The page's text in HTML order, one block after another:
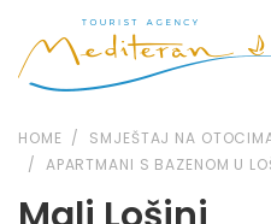
HOME
SMJEŠTAJ NA
APARTMANI S BAZENOM U